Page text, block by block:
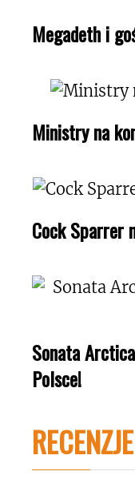
Megadeth i
Ministry na
Cock Sparrer
Sonata
Polsce!
RECENZJE